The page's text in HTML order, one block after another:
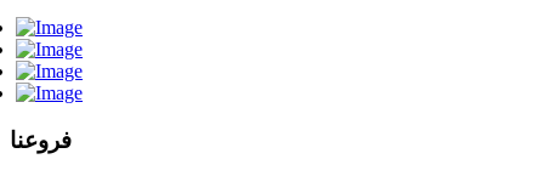
فروعنا